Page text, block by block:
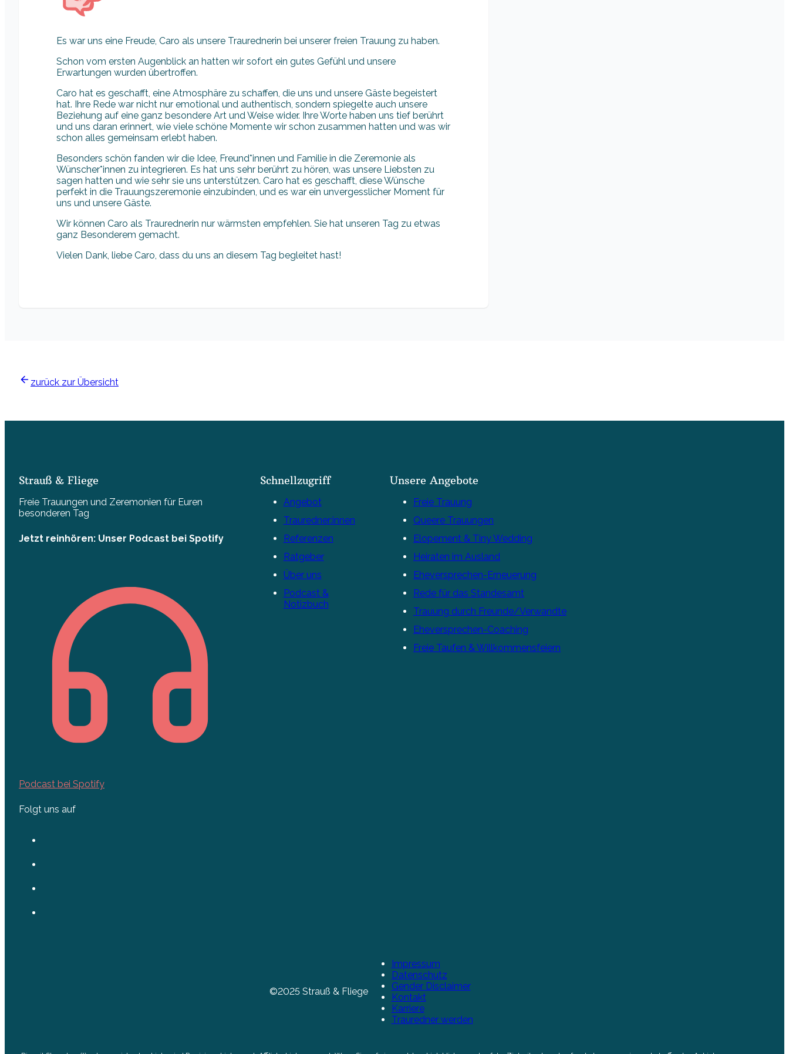
Es war uns eine Freude, Caro als unsere Traurednerin bei unserer freien Trauung zu haben.
Schon vom ersten Augenblick an hatten wir sofort ein gutes Gefühl und unsere
Erwartungen wurden übertroffen.
Caro hat es geschafft, eine Atmosphäre zu schaffen, die uns und unsere Gäste begeistert
hat. Ihre Rede war nicht nur emotional und authentisch, sondern spiegelte auch unsere
Beziehung auf eine ganz besondere Art und Weise wider. Ihre Worte haben uns tief berührt
und uns daran erinnert, wie viele schöne Momente wir schon zusammen hatten und was wir
schon alles gemeinsam erlebt haben.
Besonders schön fanden wir die Idee, Freund*innen und Familie in die Zeremonie als
Wünscher*innen zu integrieren. Es hat uns sehr berührt zu hören, was unsere Liebsten zu
sagen hatten und wie sehr sie uns unterstützen. Caro hat es geschafft, diese Wünsche
perfekt in die Trauungszeremonie einzubinden, und es war ein unvergesslicher Moment für
uns und unsere Gäste.
Wir können Caro als Traurednerin nur wärmsten empfehlen. Sie hat unseren Tag zu etwas
ganz Besonderem gemacht.
Vielen Dank, liebe Caro, dass du uns an diesem Tag begleitet hast!
zurück zur Übersicht
Strauß & Fliege
Freie Trauungen und Zeremonien für Euren
besonderen Tag
Jetzt reinhören: Unser Podcast bei Spotify
Podcast bei Spotify
Folgt uns auf
Schnellzugriff
Angebot
Trauredner:innen
Referenzen
Ratgeber
Über uns
Podcast &
Notizbuch
Unsere Angebote
Freie Trauung
Queere Trauungen
Elopement & Tiny Wedding
Heiraten im Ausland
Eheversprechen-Erneuerung
Rede für das Standesamt
Trauung durch Freunde/Verwandte
Eheversprechen-Coaching
Freie Taufen & Willkommensfeiern
©2025 Strauß & Fliege
Impressum
Datenschutz
Gender Disclaimer
Kontakt
Karriere
Trauredner werden